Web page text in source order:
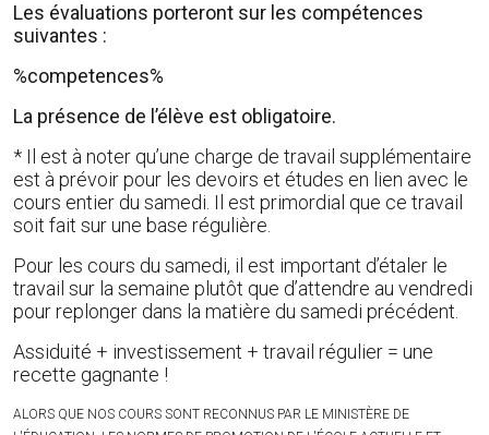
Les évaluations porteront sur les compétences
suivantes :
%competences%
La présence de l’élève est obligatoire.
* Il est à noter qu’une charge de travail supplémentaire
est à prévoir pour les devoirs et études en lien avec le
cours entier du samedi. Il est primordial que ce travail
soit fait sur une base régulière.
Pour les cours du samedi, il est important d’étaler le
travail sur la semaine plutôt que d’attendre au vendredi
pour replonger dans la matière du samedi précédent.
Assiduité + investissement + travail régulier = une
recette gagnante !
ALORS QUE NOS COURS SONT RECONNUS PAR LE MINISTÈRE DE